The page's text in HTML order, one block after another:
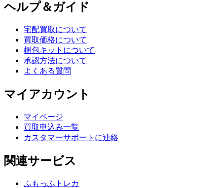
ヘルプ＆ガイド
宅配買取について
買取価格について
梱包キットについて
承認方法について
よくある質問
マイアカウント
マイページ
買取申込み一覧
カスタマーサポートに連絡
関連サービス
ふもっふトレカ